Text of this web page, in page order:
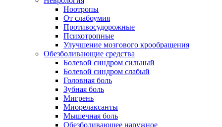
Ноотропы
От слабоумия
Противосудорожные
Психотропные
Улучшение мозгового крообращения
Обезболивающие средства
Болевой синдром сильный
Болевой синдром слабый
Головная боль
Зубная боль
Мигрень
Миорелаксанты
Мышечная боль
Обезболивающее наружное